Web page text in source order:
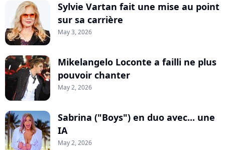
Sylvie Vartan fait une mise au point
sur sa carrière
May 3, 2026
Mikelangelo Loconte a failli ne plus
pouvoir chanter
May 2, 2026
Sabrina ("Boys") en duo avec... une
IA
May 2, 2026